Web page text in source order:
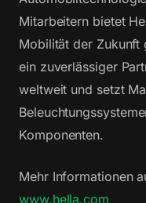
Mitarbeitern bietet
Mobilität der Zukunft
ein zuverlässiger
weltweit und setzt
Komponenten​.
Mehr Informationen
www.hella.com